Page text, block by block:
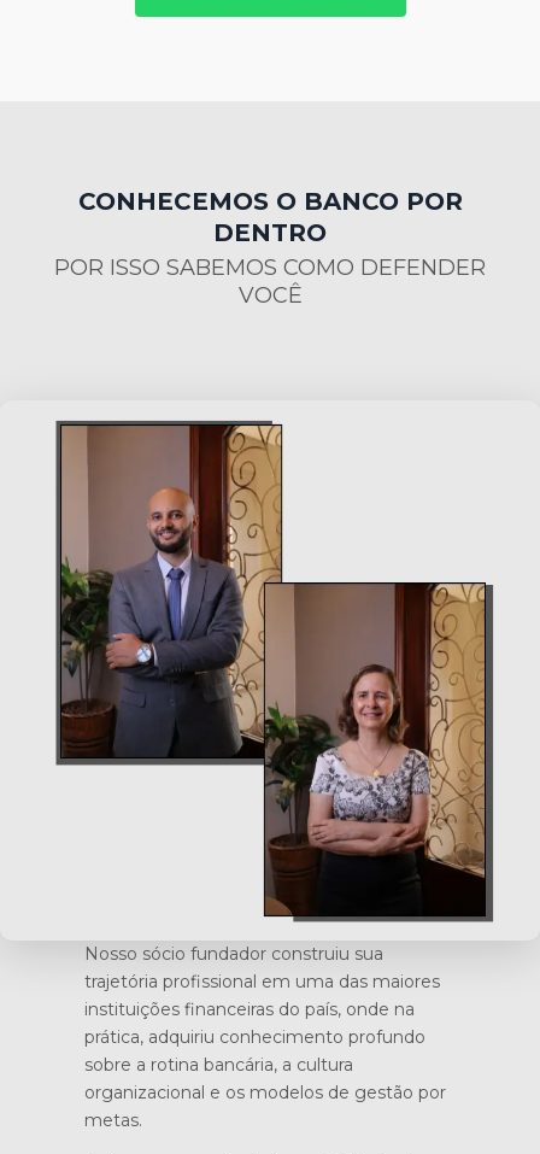
CONHECEMOS O BANCO POR
DENTRO
POR ISSO SABEMOS COMO DEFENDER
VOCÊ
Nosso sócio fundador construiu sua
trajetória profissional em uma das maiores
instituições financeiras do país, onde na
prática, adquiriu conhecimento profundo
sobre a rotina bancária, a cultura
organizacional e os modelos de gestão por
metas.